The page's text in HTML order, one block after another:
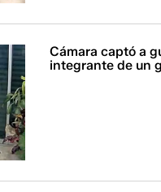
Cámara captó a
integrante de un